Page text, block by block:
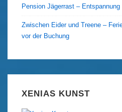
Pension Jägerrast –
Zwischen Eider und Treene –
vor der Buchung
XENIAS KUNST